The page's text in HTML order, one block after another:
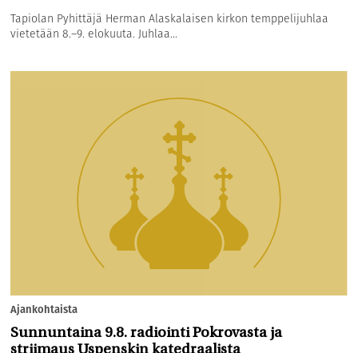
Tapiolan Pyhittäjä Herman Alaskalaisen kirkon temppelijuhlaa
vietetään 8.–9. elokuuta. Juhlaa...
Ajankohtaista
Sunnuntaina 9.8. radiointi Pokrovasta ja
striimaus Uspenskin katedraalista